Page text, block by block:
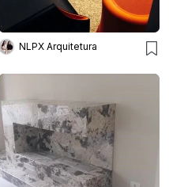
NLPX Arquitetura